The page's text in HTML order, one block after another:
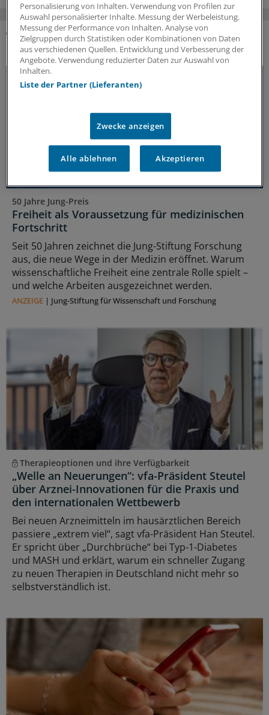
DAS KÖNNTE SIE AUCH INTERESSIEREN
50 Jahre Jung-Preis
Freiheit als Voraussetzung für medizinischen
Fortschritt
Seit 50 Jahren zeichnet die Jung-Stiftung Forschung
aus, die neue Wege in der Medizin eröffnet. Warum
wissenschaftliche Freiheit eine zentrale Rolle spielt –
und welche Arbeiten ausgezeichnet werden.
ANZEIGE | Jung-Stiftung für Wissenschaft und Forschung
Therapieoptionen und ihre Verfügbarkeit
„Welle an Neuerungen“: vfa-Präsident Steutel
über Arznei-Innovationen für die Praxis und
den internationalen Wettbewerb
Bei neuen Arzneimitteln im hausärztlichen Bereich
passiere „extrem viel“, sagt vfa-Präsident Han Steutel.
Er spricht über „Durchbrüche“ bei Typ-1-Diabetes
und MASH und erklärt, warum ein schneller Zugang
zu neuen Therapien in Deutschland nicht mehr so
selbstverständlich ist.
Personalisierung von Inhalten. Verwendung von Profilen zur
Auswahl personalisierter Inhalte. Messung der Werbeleistung.
Messung der Performance von Inhalten. Analyse von
Zielgruppen durch Statistiken oder Kombinationen von Daten
aus verschiedenen Quellen. Entwicklung und Verbesserung der
Angebote. Verwendung reduzierter Daten zur Auswahl von
Inhalten.
Liste der Partner (Lieferanten)
Zwecke anzeigen
Alle ablehnen Akzeptieren